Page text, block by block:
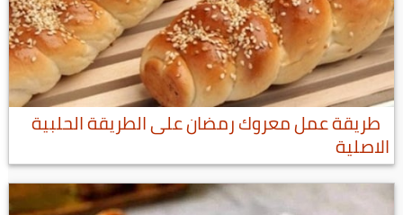
طريقة عمل معروك رمضان على الطريقة الحلبية
الاصلية